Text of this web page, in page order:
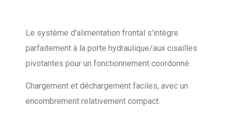
Le système d'alimentation frontal s'intègre
parfaitement à la porte hydraulique/aux cisailles
pivotantes pour un fonctionnement coordonné.
Chargement et déchargement faciles, avec un
encombrement relativement compact.